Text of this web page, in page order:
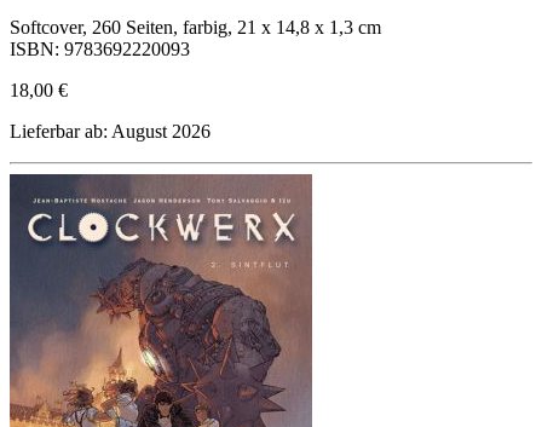
Softcover, 260 Seiten, farbig, 21 x 14,8 x 1,3 cm
ISBN: 9783692220093
18,00 €
Lieferbar ab: August 2026